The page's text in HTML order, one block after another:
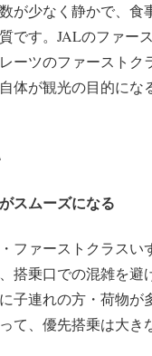
が少なく静かで、食
です。JALのファー
レーツのファースト
体が観光の目的にな
スムーズになる
ファーストクラスい
搭乗口での混雑を避
子連れの方・荷物が
て、優先搭乗は大き